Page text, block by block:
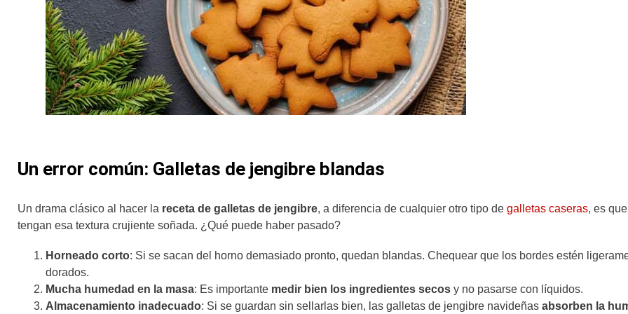
Un error común: Galletas de jengibre blandas
Un drama clásico al hacer la receta de galletas de jengibre, a diferencia de cualquier otro tipo de galletas caseras, es
tengan esa textura crujiente soñada. ¿Qué puede haber pasado?
Horneado corto: Si se sacan del horno demasiado pronto, quedan blandas. Chequear que los bordes estén
dorados.
Mucha humedad en la masa: Es importante medir bien los ingredientes secos y no pasarse con líquidos.
Almacenamiento inadecuado: Si se guardan sin sellarlas bien, las galletas de jengibre navideñas absorben la